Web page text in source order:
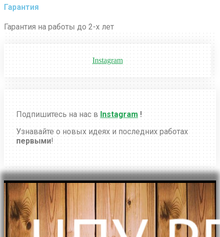
Гарантия
Гарантия на работы до 2-х лет
Instagram
Подпишитесь на нас вInstagram !
Узнавайте о новых идеях и последних работах
первыми!